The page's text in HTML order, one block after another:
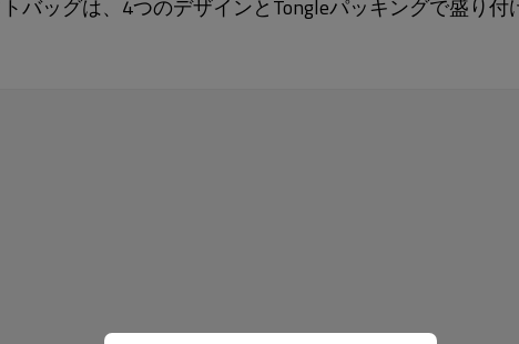
バッグは、4つのデザインとTongleパッキングで盛り付